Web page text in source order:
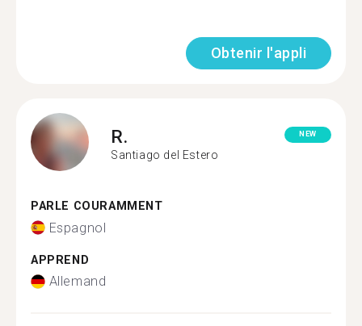
Obtenir l'appli
R.
Santiago del Estero
NEW
PARLE COURAMMENT
Espagnol
APPREND
Allemand